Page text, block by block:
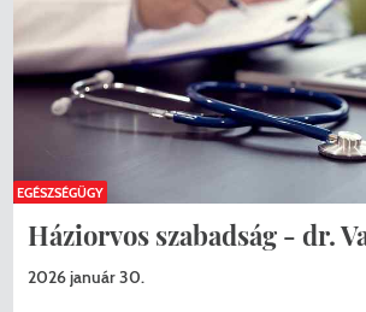
Háziorvos szabadság - dr.
2026 január 30.
EGÉSZSÉGÜGY